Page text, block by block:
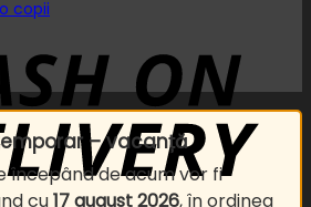
copii
– vacanță
începând de acum vor fi
cu17 august 2026, în ordinea